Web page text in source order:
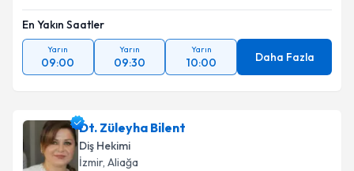
En Yakın Saatler
Yarın
09:00
Yarın
09:30
Yarın
10:00 Daha Fazla
Dt. Züleyha Bilent
Diş Hekimi
İzmir, Aliağa